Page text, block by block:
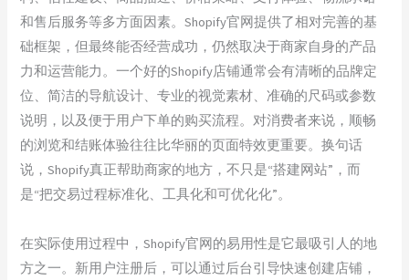
和售后服务等多方面因素。Shopify官网提供了相对完善的基
础框架，但最终能否经营成功，仍然取决于商家自身的产品
力和运营能力。一个好的Shopify店铺通常会有清晰的品牌定
位、简洁的导航设计、专业的视觉素材、准确的尺码或参数
说明，以及便于用户下单的购买流程。对消费者来说，顺畅
的浏览和结账体验往往比华丽的页面特效更重要。换句话
说，Shopify真正帮助商家的地方，不只是“搭建网站”，而
是“把交易过程标准化、工具化和可优化化”。
在实际使用过程中，Shopify官网的易用性是它最吸引人的地
方之一。新用户注册后，可以通过后台引导快速创建店铺，